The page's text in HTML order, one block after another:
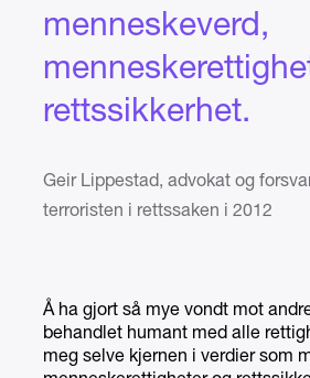
menneskeverd,
rettssikkerhet.
Geir Lippestad, advokat og
terroristen i rettssaken i 2012
Å ha gjort så mye vondt mot
behandlet humant med alle
meg selve kjernen i verdier som